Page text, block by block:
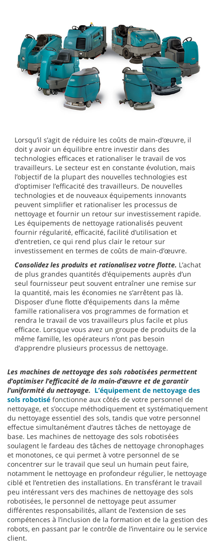
Lorsqu’il s’agit de réduire les coûts de main-d’œuvre, il
doit y avoir un équilibre entre investir dans des
technologies efficaces et rationaliser le travail de vos
travailleurs. Le secteur est en constante évolution, mais
l’objectif de la plupart des nouvelles technologies est
d’optimiser l’efficacité des travailleurs. De nouvelles
technologies et de nouveaux équipements innovants
peuvent simplifier et rationaliser les processus de
nettoyage et fournir un retour sur investissement rapide.
Les équipements de nettoyage rationalisés peuvent
fournir régularité, efficacité, facilité d’utilisation et
d’entretien, ce qui rend plus clair le retour sur
investissement en termes de coûts de main-d’œuvre.
Consolidez les produits et rationalisez votre flotte. L’achat
de plus grandes quantités d’équipements auprès d’un
seul fournisseur peut souvent entraîner une remise sur
la quantité, mais les économies ne s’arrêtent pas là.
Disposer d’une flotte d’équipements dans la même
famille rationalisera vos programmes de formation et
rendra le travail de vos travailleurs plus facile et plus
efficace. Lorsque vous avez un groupe de produits de la
même famille, les opérateurs n’ont pas besoin
d’apprendre plusieurs processus de nettoyage.
Les machines de nettoyage des sols robotisées permettent
d’optimiser l’efficacité de la main-d’œuvre et de garantir
l’uniformité du nettoyage. L’équipement de nettoyage des
sols robotisé fonctionne aux côtés de votre personnel de
nettoyage, et s’occupe méthodiquement et systématiquement
du nettoyage essentiel des sols, tandis que votre personnel
effectue simultanément d’autres tâches de nettoyage de
base. Les machines de nettoyage des sols robotisées
soulagent le fardeau des tâches de nettoyage chronophages
et monotones, ce qui permet à votre personnel de se
concentrer sur le travail que seul un humain peut faire,
notamment le nettoyage en profondeur régulier, le nettoyage
ciblé et l’entretien des installations. En transférant le travail
peu intéressant vers des machines de nettoyage des sols
robotisées, le personnel de nettoyage peut assumer
différentes responsabilités, allant de l’extension de ses
compétences à l’inclusion de la formation et de la gestion des
robots, en passant par le contrôle de l’inventaire ou le service
client.